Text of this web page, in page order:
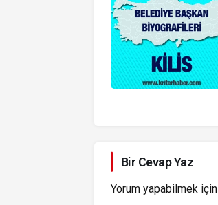
Bir Cevap Yaz
Yorum yapabilmek için